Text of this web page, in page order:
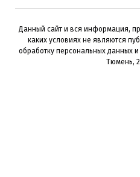
Данный сайт и вся информация,
каких условиях не являются
обработку персональных данных и
Тюмень,